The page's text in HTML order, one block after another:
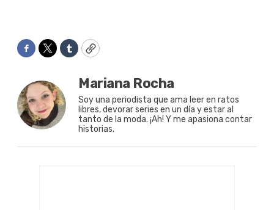
Facebook
TwitterTumblrCopy
Mariana Rocha
Soy una periodista que ama leer en ratos
libres, devorar series en un día y estar al
tanto de la moda. ¡Ah! Y me apasiona contar
historias.